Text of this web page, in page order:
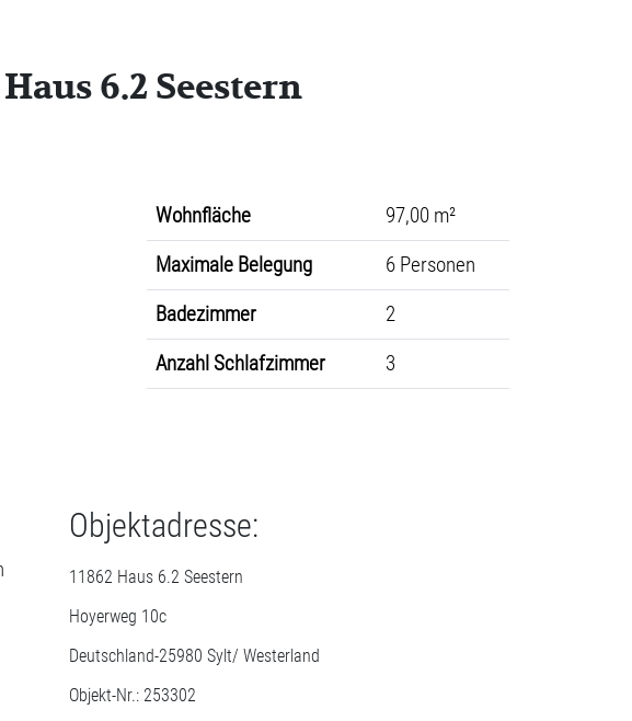
6.2 Seestern
Wohnfläche
97,00 m²
Maximale Belegung
6 Personen
Badezimmer
2
Anzahl Schlafzimmer
3
Objektadresse:
11862 Haus 6.2 Seestern
Hoyerweg 10c
Deutschland-25980 Sylt/ Westerland
Objekt-Nr.: 253302